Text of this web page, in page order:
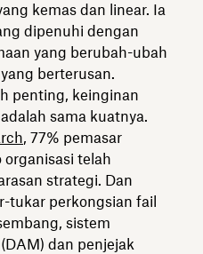
kemas dan linear. Ia
dipenuhi dengan
yang berubah-ubah
berterusan.
penting, keinginan
sama kuatnya.
, 77% pemasar
telah
strategi. Dan
tukar perkongsian fail
sistem
dan penjejak